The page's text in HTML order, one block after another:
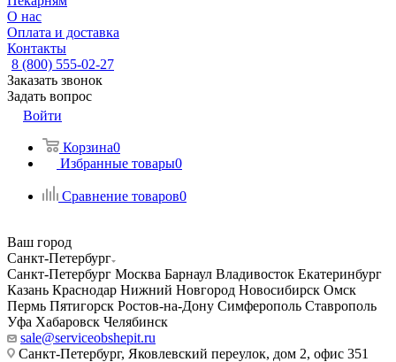
О нас
Оплата и доставка
Контакты
8 (800) 555-02-27
Заказать звонок
Задать вопрос
Войти
Корзина0
Избранные товары0
Сравнение товаров0
Ваш город
Санкт-Петербург
Санкт-Петербург Москва Барнаул Владивосток Екатеринбург
Казань Краснодар Нижний Новгород Новосибирск Омск
Пермь Пятигорск Ростов-на-Дону Симферополь Ставрополь
Уфа Хабаровск Челябинск
sale@serviceobshepit.ru
Санкт-Петербург, Яковлевский переулок, дом 2, офис 351